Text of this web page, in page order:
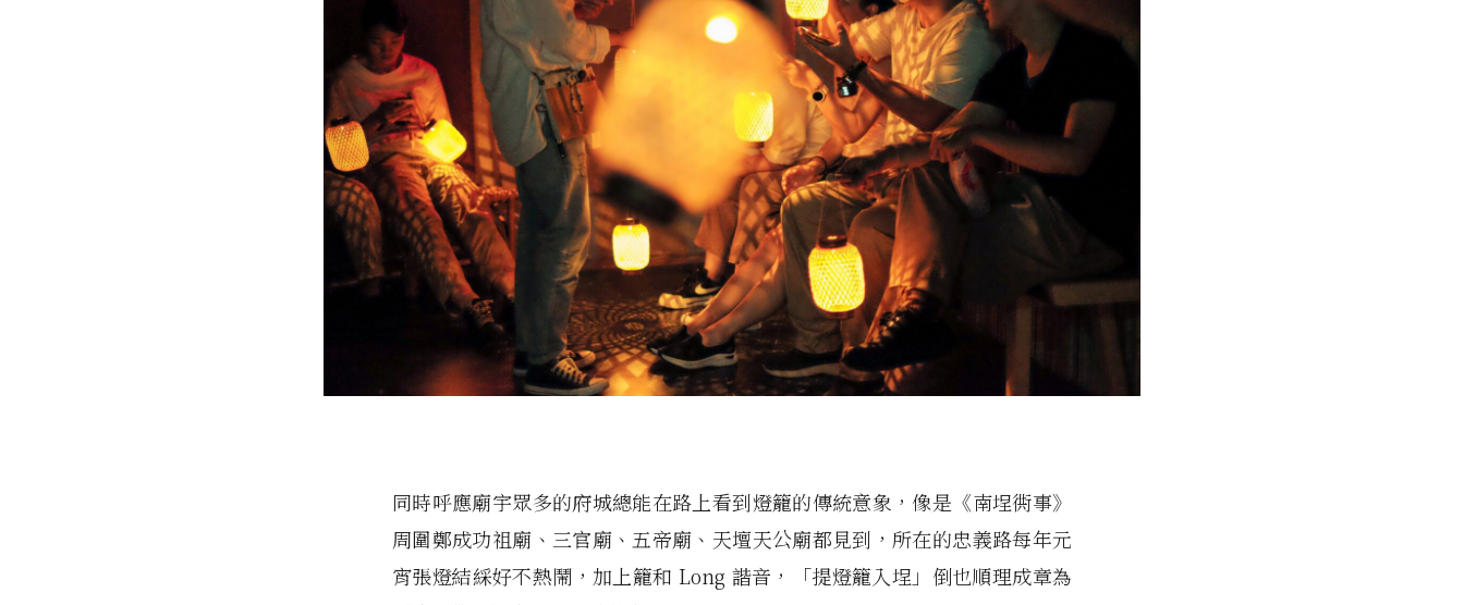
同時呼應廟宇眾多的府城總能在路上看到燈籠的傳統意象，像是《南埕衖事》
周圍鄭成功祖廟、三官廟、五帝廟、天壇天公廟都見到，所在的忠義路每年元
宵張燈結綵好不熱鬧，加上籠和 Long 諧音，「提燈籠入埕」倒也順理成章為